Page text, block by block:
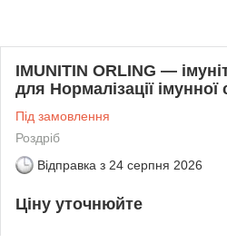
IMUNITIN ORLING —
для Нормалізації
Під замовлення
Роздріб
Відправка з 24 серпня 2026
Ціну уточнюйте